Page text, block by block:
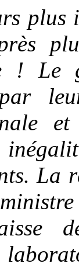
plus
! Le